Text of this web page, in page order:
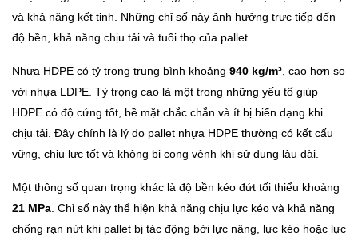
và khả năng kết tinh. Những chỉ số này ảnh hưởng trực tiếp đến
độ bền, khả năng chịu tải và tuổi thọ của pallet.
Nhựa HDPE có tỷ trọng trung bình khoảng 940 kg/m³, cao hơn so
với nhựa LDPE. Tỷ trọng cao là một trong những yếu tố giúp
HDPE có độ cứng tốt, bề mặt chắc chắn và ít bị biến dạng khi
chịu tải. Đây chính là lý do pallet nhựa HDPE thường có kết cấu
vững, chịu lực tốt và không bị cong vênh khi sử dụng lâu dài.
Một thông số quan trọng khác là độ bền kéo đứt tối thiểu khoảng
21 MPa. Chỉ số này thể hiện khả năng chịu lực kéo và khả năng
chống rạn nứt khi pallet bị tác động bởi lực nâng, lực kéo hoặc lực